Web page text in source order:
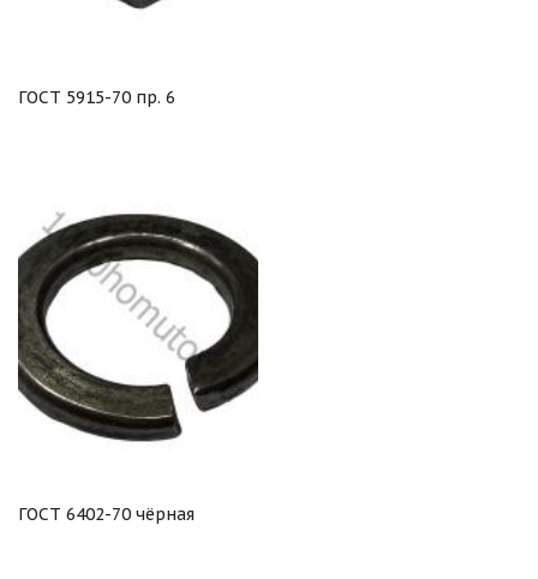
ГОСТ 5915-70 пр. 6
ГОСТ 6402-70 чёрная